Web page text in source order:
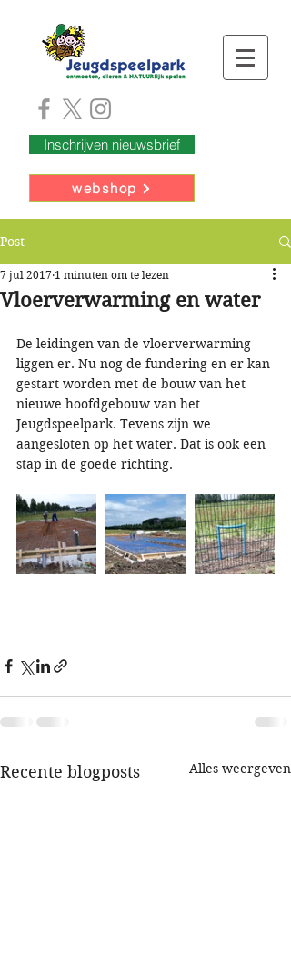
Inschrijven nieuwsbrief
webshop
Post
Vloerverwarming en water
7 jul 2017 1 minuten om te lezen
De leidingen van de vloerverwarming
liggen er. Nu nog de fundering en er kan
gestart worden met de bouw van het
nieuwe hoofdgebouw van het
Jeugdspeelpark. Tevens zijn we
aangesloten op het water. Dat is ook een
stap in de goede richting.
Recente blogposts Alles weergeven